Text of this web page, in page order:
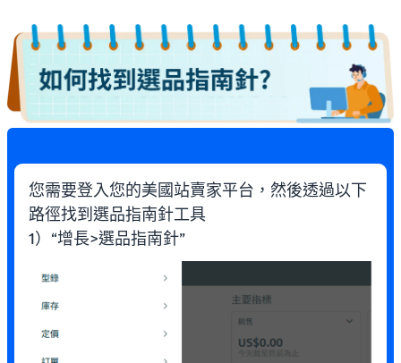
您需要登入您的美國站賣家平台，然後透過以下
路徑找到選品指南針工具
1）“增長>選品指南針”